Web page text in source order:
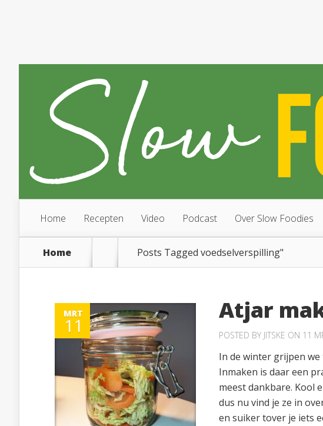
Home Recepten Video Podcast Over Slow Foodies
Home Posts Tagged voedselverspilling"
MRT
11
Atjar
POSTED BY JITSKE ON 11
In de winter grijpen
Inmaken is daar een
meest dankbare. Kool
dus nu vind je ze in
en suiker tover je iets